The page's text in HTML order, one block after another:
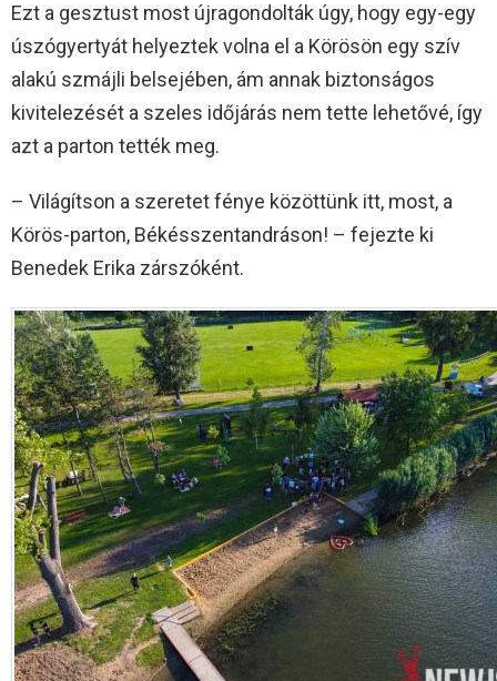
Ezt a gesztust most újragondolták úgy, hogy egy-egy
úszógyertyát helyeztek volna el a Körösön egy szív
alakú szmájli belsejében, ám annak biztonságos
kivitelezését a szeles időjárás nem tette lehetővé, így
azt a parton tették meg.
– Világítson a szeretet fénye közöttünk itt, most, a
Körös-parton, Békésszentandráson! – fejezte ki
Benedek Erika zárszóként.